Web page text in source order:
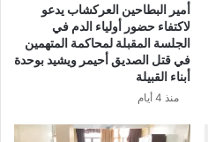
أمير البطاحين العركشاب يدعو
لاكتفاء حضور أولياء الدم في
الجلسة المقبلة لمحاكمة المتهمين
في قتل الصديق أحيمر ويشيد بوحدة
أبناء القبيلة
منذ 4 أيام